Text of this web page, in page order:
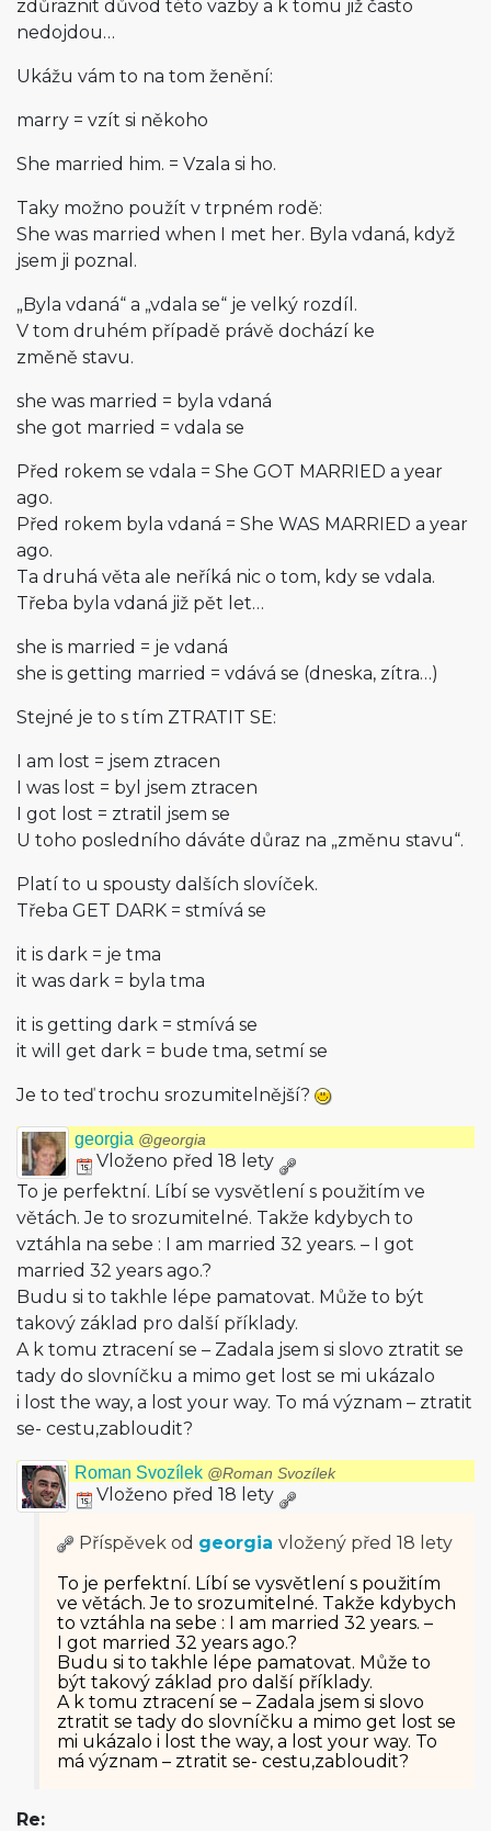
zdůraznit důvod této vazby a k tomu již často
nedojdou…
Ukážu vám to na tom ženění:
marry = vzít si někoho
She married him. = Vzala si ho.
Taky možno použít v trpném rodě:
She was married when I met her. Byla vdaná, když
jsem ji poznal.
„Byla vdaná“ a „vdala se“ je velký rozdíl.
V tom druhém případě právě dochází ke
změně stavu.
she was married = byla vdaná
she got married = vdala se
Před rokem se vdala = She GOT MARRIED a year
ago.
Před rokem byla vdaná = She WAS MARRIED a year
ago.
Ta druhá věta ale neříká nic o tom, kdy se vdala.
Třeba byla vdaná již pět let…
she is married = je vdaná
she is getting married = vdává se (dneska, zítra…)
Stejné je to s tím ZTRATIT SE:
I am lost = jsem ztracen
I was lost = byl jsem ztracen
I got lost = ztratil jsem se
U toho posledního dáváte důraz na „změnu stavu“.
Platí to u spousty dalších slovíček.
Třeba GET DARK = stmívá se
it is dark = je tma
it was dark = byla tma
it is getting dark = stmívá se
it will get dark = bude tma, setmí se
Je to teď trochu srozumitelnější?
georgia @georgia
Vloženo před 18 lety
To je perfektní. Líbí se vysvětlení s použitím ve
větách. Je to srozumitelné. Takže kdybych to
vztáhla na sebe : I am married 32 years. – I got
married 32 years ago.?
Budu si to takhle lépe pamatovat. Může to být
takový základ pro další příklady.
A k tomu ztracení se – Zadala jsem si slovo ztratit se
tady do slovníčku a mimo get lost se mi ukázalo
i lost the way, a lost your way. To má význam – ztratit
se- cestu,zabloudit?
Roman Svozílek @Roman Svozílek
Vloženo před 18 lety
Příspěvek od georgia vložený před 18 lety
To je perfektní. Líbí se vysvětlení s použitím
ve větách. Je to srozumitelné. Takže kdybych
to vztáhla na sebe : I am married 32 years. –
I got married 32 years ago.?
Budu si to takhle lépe pamatovat. Může to
být takový základ pro další příklady.
A k tomu ztracení se – Zadala jsem si slovo
ztratit se tady do slovníčku a mimo get lost se
mi ukázalo i lost the way, a lost your way. To
má význam – ztratit se- cestu,zabloudit?
Re: